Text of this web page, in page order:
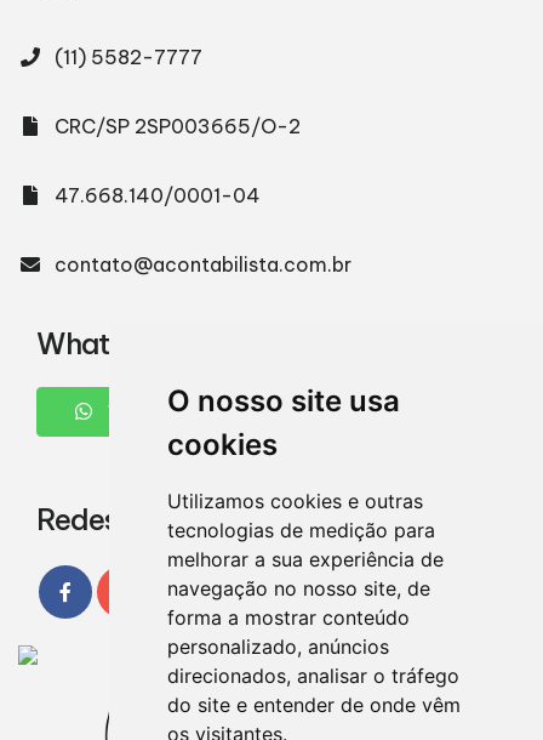
O nosso site usa
cookies
Utilizamos cookies e outras
tecnologias de medição para
melhorar a sua experiência de
navegação no nosso site, de
forma a mostrar conteúdo
personalizado, anúncios
direcionados, analisar o tráfego
do site e entender de onde vêm
os visitantes.
(11) 5582-7777
CRC/SP 2SP003665/O-2
47.668.140/0001-04
contato@acontabilista.com.br
WhatsApp
WHATSAPP
Redes Sociais